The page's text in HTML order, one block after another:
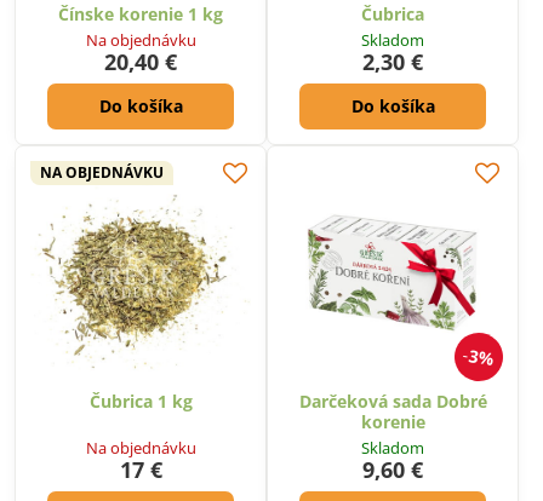
Čínske korenie 1 kg
Na objednávku
20,40 €
Do košíka
Čubrica
Skladom
2,30 €
Do košíka
NA OBJEDNÁVKU
Čubrica 1 kg
Na objednávku
17 €
3%
Darčeková sada Dobré
korenie
Skladom
9,60 €